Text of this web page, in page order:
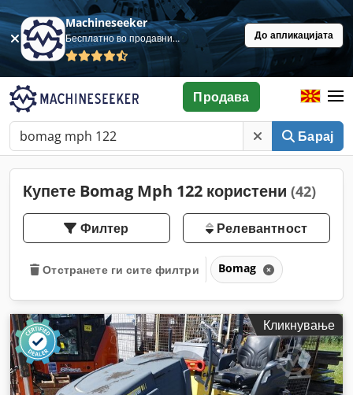
Machineseeker
Бесплатно во продавница До апликацијата
Барај
Продава
Купете Bomag Mph 122 користени (42)
Филтер Релевантност
Отстранете ги сите филтри Bomag
Кликнување